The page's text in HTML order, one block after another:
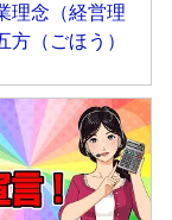
理念（経営理
方（ごほう）